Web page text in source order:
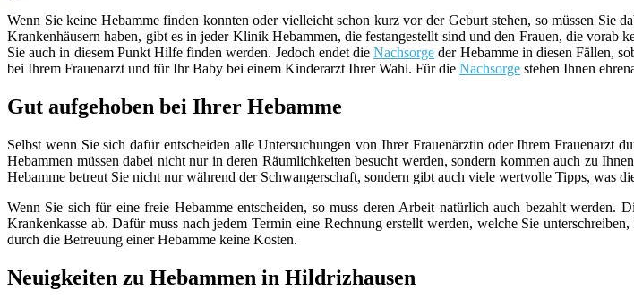
Wenn Sie keine Hebamme finden konnten oder vielleicht schon kurz vor der Geburt stehen, so müssen Sie
Krankenhäusern haben, gibt es in jeder Klinik Hebammen, die festangestellt sind und den Frauen, die vorab
Sie auch in diesem Punkt Hilfe finden werden. Jedoch endet dieNachsorge der Hebamme in diesen Fällen,
bei Ihrem Frauenarzt und für Ihr Baby bei einem Kinderarzt Ihrer Wahl. Für die Nachsorge stehen Ihnen
Gut aufgehoben bei Ihrer Hebamme
Selbst wenn Sie sich dafür entscheiden alle Untersuchungen von Ihrer Frauenärztin oder Ihrem Frauenarzt
Hebammen müssen dabei nicht nur in deren Räumlichkeiten besucht werden, sondern kommen auch zu
Hebamme betreut Sie nicht nur während der Schwangerschaft, sondern gibt auch viele wertvolle Tipps, was
Wenn Sie sich für eine freie Hebamme entscheiden, so muss deren Arbeit natürlich auch bezahlt
Krankenkasse ab. Dafür muss nach jedem Termin eine Rechnung erstellt werden, welche Sie
durch die Betreuung einer Hebamme keine Kosten.
Neuigkeiten zu Hebammen in Hildrizhausen